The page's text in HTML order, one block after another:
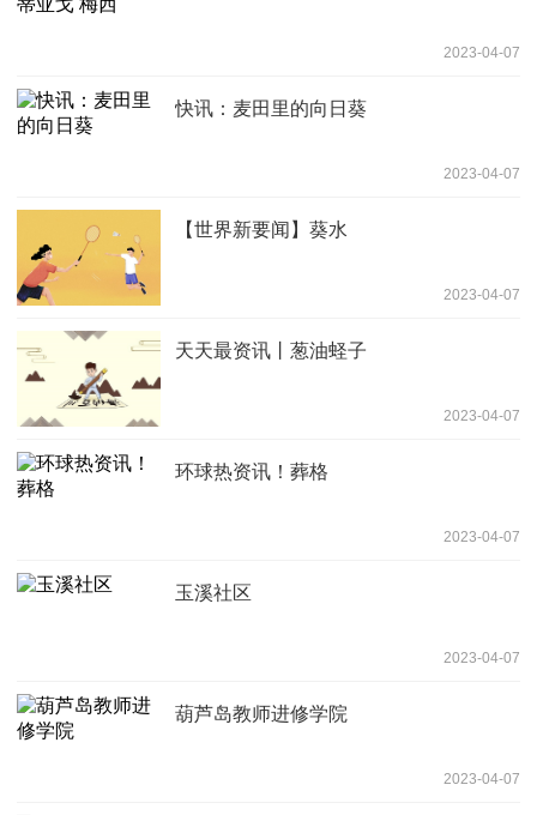
2023-04-07
快讯：麦田里的向日葵
2023-04-07
【世界新要闻】葵水
2023-04-07
天天最资讯丨葱油蛏子
2023-04-07
环球热资讯！葬格
2023-04-07
玉溪社区
2023-04-07
葫芦岛教师进修学院
2023-04-07